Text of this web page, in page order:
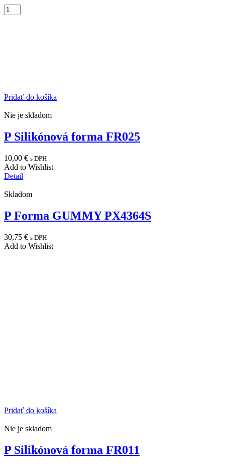
Pridať do košíka
Nie je skladom
P Silikónová forma FR025
10,00 € s DPH
Add to Wishlist
Detail
Skladom
P Forma GUMMY PX4364S
30,75 € s DPH
Add to Wishlist
Pridať do košíka
Nie je skladom
P Silikónová forma FR011